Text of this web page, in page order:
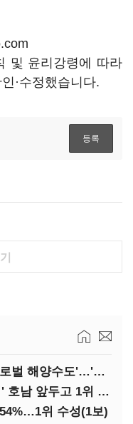
및 윤리강령에 따라
·수정했습니다.
(민선 9기 한 달)④막 오른 '글로벌 해양수도'…'전재수 리더십' 시험대
김민석 누적 46.01%…'격전지' 호남 앞두고 1위 지켰다(2보)
위 수성(1보)